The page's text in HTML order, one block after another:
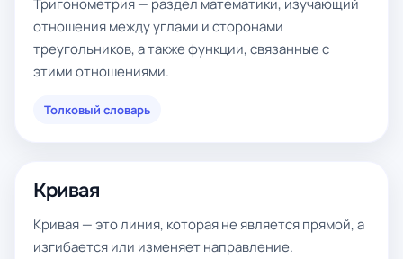
Тригонометрия — раздел математики, изучающий
отношения между углами и сторонами
треугольников, а также функции, связанные с
этими отношениями.
Толковый словарь
Кривая
Кривая — это линия, которая не является прямой, а
изгибается или изменяет направление.